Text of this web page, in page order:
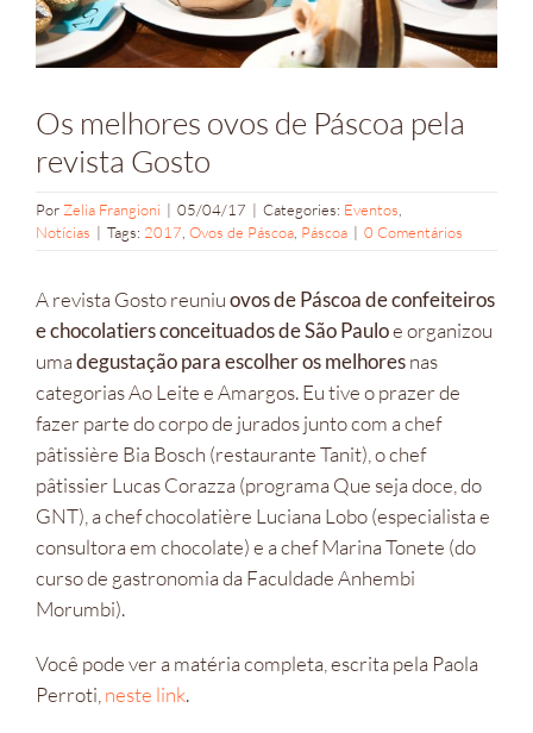
Os melhores ovos de Páscoa pela
revista Gosto
Por Zelia Frangioni | 05/04/17 | Categories: Eventos
Notícias | Tags: 2017 Ovos de Páscoa Páscoa | 0 Comentários
A revista Gosto reuniuovos de Páscoa de confeiteiros
e chocolatiers conceituados de São Pauloe organizou
umadegustação para escolher os melhoresnas
categorias Ao Leite e Amargos. Eu tive o prazer de
fazer parte do corpo de jurados junto com a chef
pâtissière Bia Bosch (restaurante Tanit), o chef
pâtissier Lucas Corazza (programa Que seja doce, do
GNT), a chef chocolatière Luciana Lobo (especialista e
consultora em chocolate) e a chef Marina Tonete (do
curso de gastronomia da Faculdade Anhembi
Morumbi).
Você pode ver a matéria completa, escrita pela Paola
Perroti, neste link.